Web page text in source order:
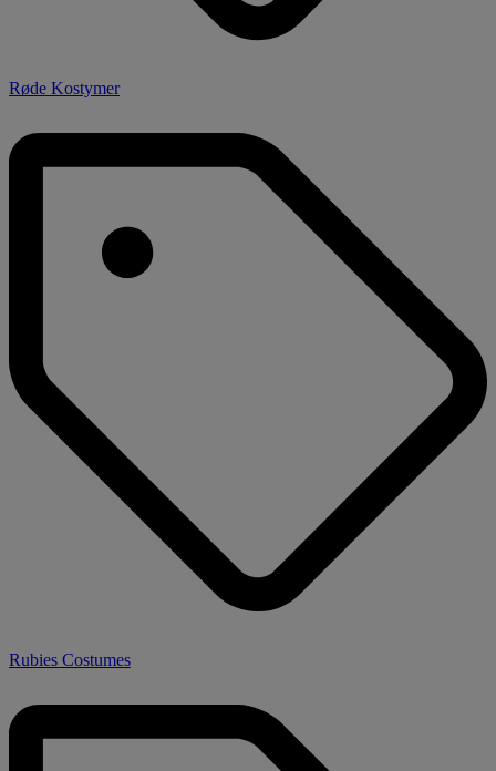
Røde Kostymer
Rubies Costumes